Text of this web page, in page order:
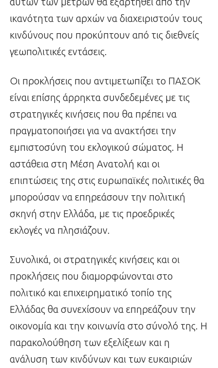
ικανότητα των αρχών να διαχειριστούν τους
κινδύνους που προκύπτουν από τις διεθνείς
γεωπολιτικές εντάσεις.
Οι προκλήσεις που αντιμετωπίζει το ΠΑΣΟΚ
είναι επίσης άρρηκτα συνδεδεμένες με τις
στρατηγικές κινήσεις που θα πρέπει να
πραγματοποιήσει για να ανακτήσει την
εμπιστοσύνη του εκλογικού σώματος. Η
αστάθεια στη Μέση Ανατολή και οι
επιπτώσεις της στις ευρωπαϊκές πολιτικές θα
μπορούσαν να επηρεάσουν την πολιτική
σκηνή στην Ελλάδα, με τις προεδρικές
εκλογές να πλησιάζουν.
Συνολικά, οι στρατηγικές κινήσεις και οι
προκλήσεις που διαμορφώνονται στο
πολιτικό και επιχειρηματικό τοπίο της
Ελλάδας θα συνεχίσουν να επηρεάζουν την
οικονομία και την κοινωνία στο σύνολό της. Η
παρακολούθηση των εξελίξεων και η
ανάλυση των κινδύνων και των ευκαιριών